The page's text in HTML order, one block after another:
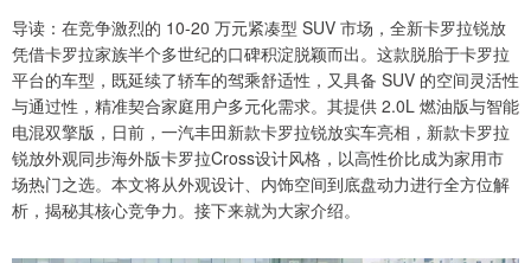
导读：在竞争激烈的 10-20 万元紧凑型 SUV 市场，全新卡罗拉锐放
凭借卡罗拉家族半个多世纪的口碑积淀脱颖而出。这款脱胎于卡罗拉
平台的车型，既延续了轿车的驾乘舒适性，又具备 SUV 的空间灵活性
与通过性，精准契合家庭用户多元化需求。其提供 2.0L 燃油版与智能
电混双擎版，日前，一汽丰田新款卡罗拉锐放实车亮相，新款卡罗拉
锐放外观同步海外版卡罗拉Cross设计风格，以高性价比成为家用市
场热门之选。本文将从外观设计、内饰空间到底盘动力进行全方位解
析，揭秘其核心竞争力。接下来就为大家介绍。